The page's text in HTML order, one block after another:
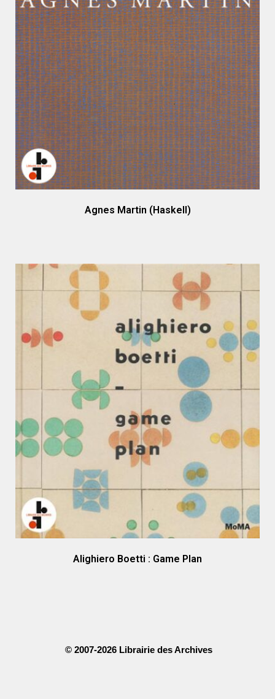
Agnes Martin (Haskell)
Alighiero Boetti : Game Plan
© 2007-2026 Librairie des Archives